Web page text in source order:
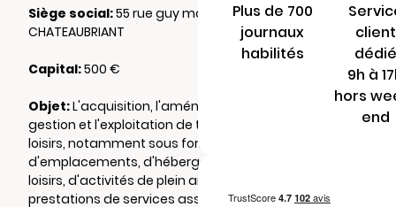
Siège social:55 rue guy môquet 44110
CHATEAUBRIANT
Capital:500 €
Objet:L'acquisition, l'aménagement,, la
gestion et l'exploitation de tous terrains de
loisirs, notamment sous forme de location
d'emplacements, d'hébergement léger de
loisirs, d'activités de plein air, ainsi que toute
prestations de services associées
Plus de 700
journaux
habilités
client
dédié
9h à
hors
end